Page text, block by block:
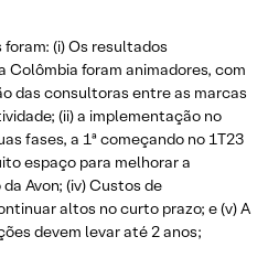
(i) Os resultados
Colômbia foram animadores, com
das consultoras entre as marcas
(ii) a implementação no
fases, a 1ª começando no 1T23
espaço para melhorar a
Avon; (iv) Custos de
altos no curto prazo; e (v) A
devem levar até 2 anos;